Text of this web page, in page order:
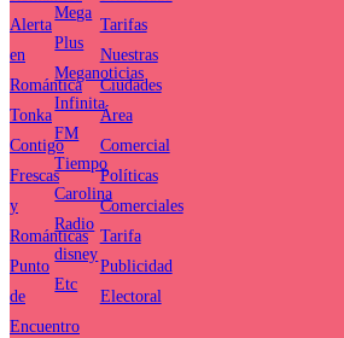
Alerta
en
Romántica
Tonka
Contigo
Frescas
y
Románticas
Punto
de
Encuentro
Mega
Plus
Meganoticias
Infinita
FM
Tiempo
Carolina
Radio
disney
Etc
Tarifas
Nuestras
Ciudades
Área
Comercial
Políticas
Comerciales
Tarifa
Publicidad
Electoral